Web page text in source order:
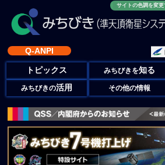
サイトの色調を変
Q-ANPI
トピックス みちびきを知る
みちびきの活用 その他の情報